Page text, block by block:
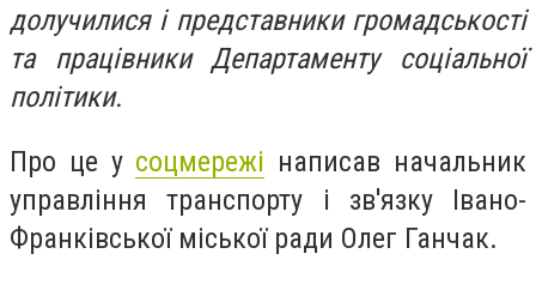
долучилися і представники громадськості
та працівники Департаменту соціальної
політики.
Про це у соцмережі написав начальник
управління транспорту і зв'язку Івано-
Франківської міської ради Олег Ганчак.